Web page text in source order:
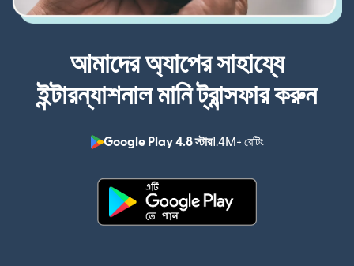
আমাদের অ্যাপের সাহায্যে
ইন্টারন্যাশনাল মানি ট্রান্সফার করুন
Google Play 4.8 স্টার1.4M+ রেটিং